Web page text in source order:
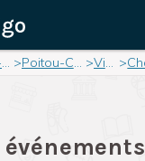
Nouvelle-Aquitaine > Poitou-Charentes > Vienne >